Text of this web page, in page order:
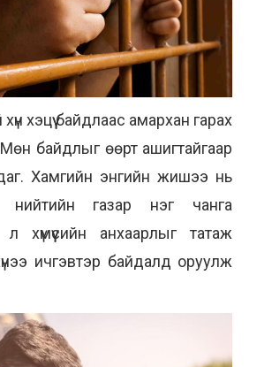
хэцүү байдлаас амархан гарах
байдлыг өөрт ашигтайгаар
Хамгийн энгийн жишээ нь
газар нэг чанга
хүмүүсийн анхаарлыг татаж
ичгэвтэр байдалд оруулж